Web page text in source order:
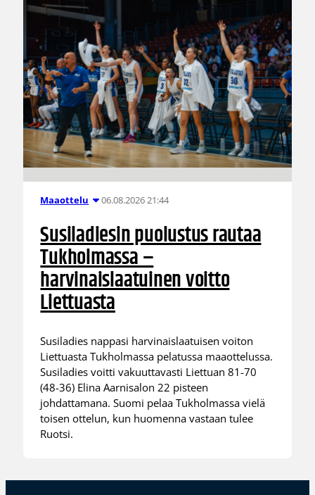
Maaottelu 06.08.2026 21:44
Susiladiesin puolustus rautaa
Tukholmassa –
harvinaislaatuinen voitto
Liettuasta
Susiladies nappasi harvinaislaatuisen voiton
Liettuasta Tukholmassa pelatussa maaottelussa.
Susiladies voitti vakuuttavasti Liettuan 81-70
(48-36) Elina Aarnisalon 22 pisteen
johdattamana. Suomi pelaa Tukholmassa vielä
toisen ottelun, kun huomenna vastaan tulee
Ruotsi.